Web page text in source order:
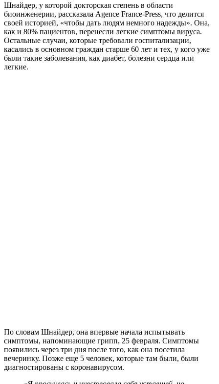
Шнайдер, у которой докторская степень в области
биоинженерии, рассказала Agence France-Press, что делится
своей историей, «чтобы дать людям немного надежды». Она,
как и 80% пациентов, перенесли легкие симптомы вируса.
Остальные случаи, которые требовали госпитализации,
касались в основном граждан старше 60 лет и тех, у кого уже
были такие заболевания, как диабет, болезни сердца или
легкие.
По словам Шнайдер, она впервые начала испытывать
симптомы, напоминающие грипп, 25 февраля. Симптомы
появились через три дня после того, как она посетила
вечеринку. Позже еще 5 человек, которые там были, были
диагностированы с коронавирусом.